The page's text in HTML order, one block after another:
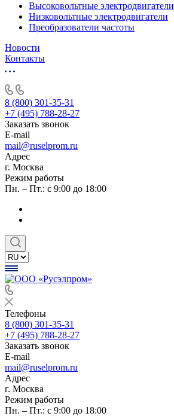
Высоковольтные электродвигатели
Низковольтные электродвигатели
Преобразователи частоты
Новости
Контакты
8 (800) 301-35-31
+7 (495) 788-28-27
Заказать звонок
E-mail
mail@ruselprom.ru
Адрес
г. Москва
Режим работы
Пн. – Пт.: с 9:00 до 18:00
Телефоны
8 (800) 301-35-31
+7 (495) 788-28-27
Заказать звонок
E-mail
mail@ruselprom.ru
Адрес
г. Москва
Режим работы
Пн. – Пт.: с 9:00 до 18:00